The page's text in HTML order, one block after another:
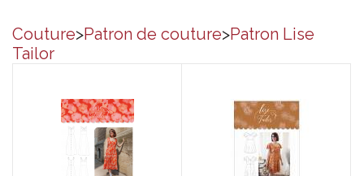
Couture>Patron de couture>Patron Lise
Tailor